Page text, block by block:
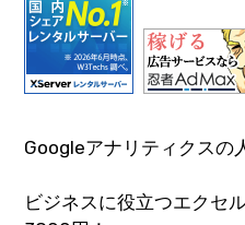
Googleアナリティクスの
ビジネスに役立つエクセ